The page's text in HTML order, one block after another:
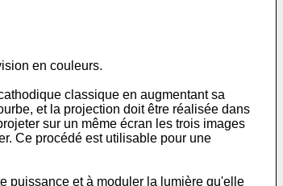
en couleurs.
classique en augmentant sa
et la projection doit être réalisée dans
sur un même écran les trois images
Ce procédé est utilisable pour une
puissance et à moduler la lumière qu'elle